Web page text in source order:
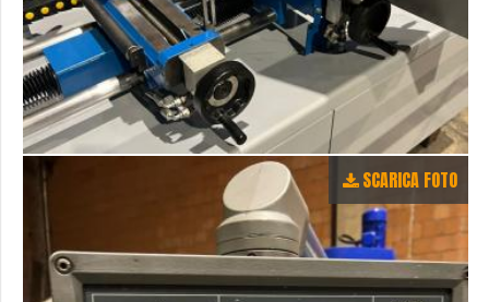
SCARICA FOTO